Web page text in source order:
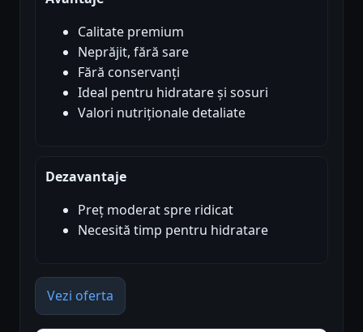
Calitate premium
Neprăjit, fără sare
Fără conservanți
Ideal pentru hidratare și sosuri
Valori nutriționale detaliate
Dezavantaje
Preț moderat spre ridicat
Necesită timp pentru hidratare
Vezi oferta